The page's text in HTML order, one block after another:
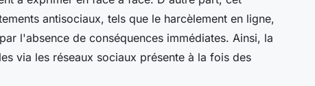
antisociaux, tels que le harcèlement en ligne,
l'absence de conséquences immédiates. Ainsi, la
via les réseaux sociaux présente à la fois des